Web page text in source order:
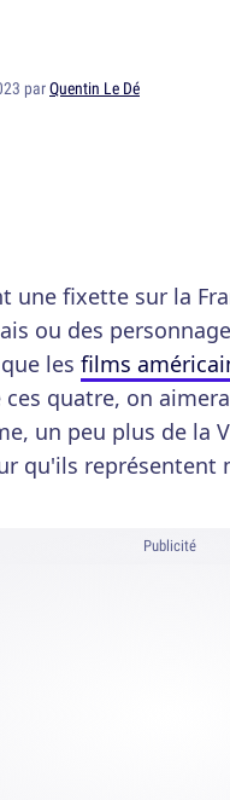
parQuentin Le Dé
une fixette sur la
ou des
les films
ces quatre, on
un peu plus de la
qu'ils représentent
Publicité